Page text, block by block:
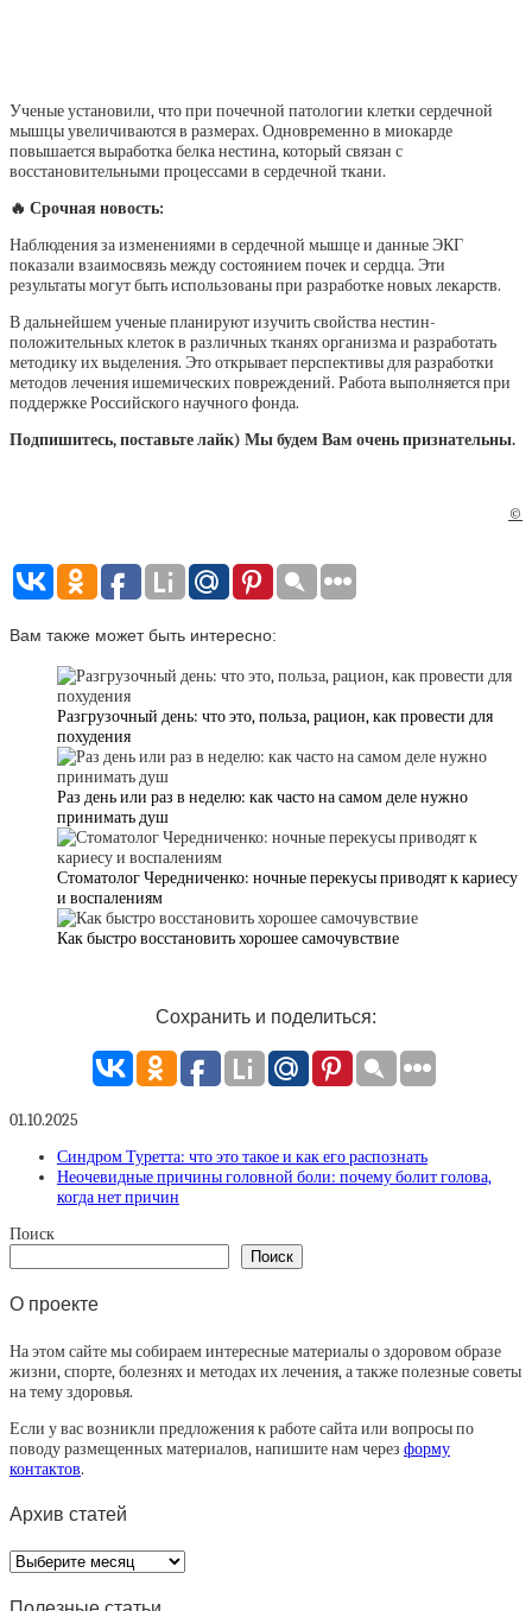
Ученые установили, что при почечной патологии клетки сердечной
мышцы увеличиваются в размерах. Одновременно в миокарде
повышается выработка белка нестина, который связан с
восстановительными процессами в сердечной ткани.
🔥 Срочная новость:
Наблюдения за изменениями в сердечной мышце и данные ЭКГ
показали взаимосвязь между состоянием почек и сердца. Эти
результаты могут быть использованы при разработке новых лекарств.
В дальнейшем ученые планируют изучить свойства нестин-
положительных клеток в различных тканях организма и разработать
методику их выделения. Это открывает перспективы для разработки
методов лечения ишемических повреждений. Работа выполняется при
поддержке Российского научного фонда.
Подпишитесь, поставьте лайк) Мы будем Вам очень признательны.
©
Вам также может быть интересно:
Разгрузочный день: что это, польза, рацион, как провести для
похудения
Раз день или раз в неделю: как часто на самом деле нужно
принимать душ
Стоматолог Чередниченко: ночные перекусы приводят к кариесу
и воспалениям
Как быстро восстановить хорошее самочувствие
Сохранить и поделиться:
01.10.2025
Синдром Туретта: что это такое и как его распознать
Неочевидные причины головной боли: почему болит голова,
когда нет причин
Поиск
Поиск
О проекте
На этом сайте мы собираем интересные материалы о здоровом образе
жизни, спорте, болезнях и методах их лечения, а также полезные советы
на тему здоровья.
Если у вас возникли предложения к работе сайта или вопросы по
поводу размещенных материалов, напишите нам через форму
контактов.
Архив статей
Архив
статей